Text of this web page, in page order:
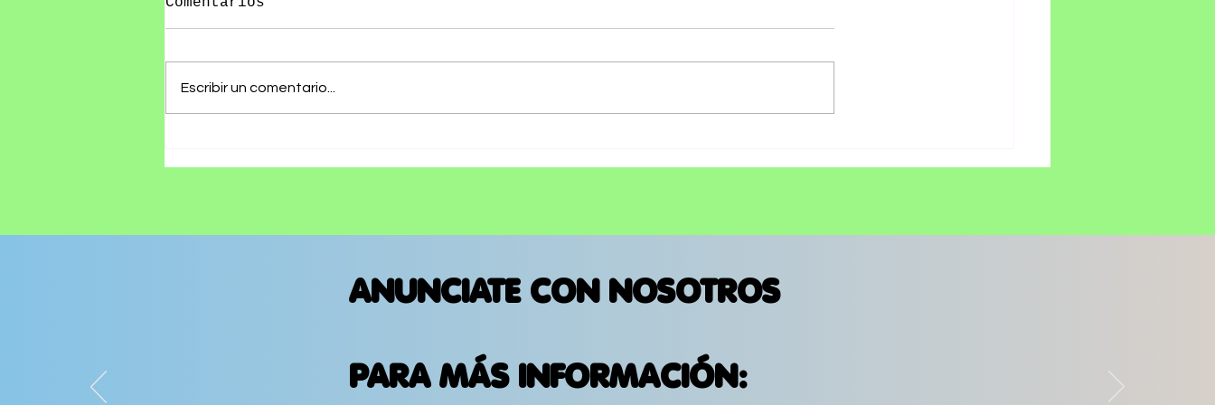
ESCENARIOS DE ESTADOS
Escribir un comentario...
ANUNCIATE CON NOSOTROS
PARA MÁS INFORMACIÓN: